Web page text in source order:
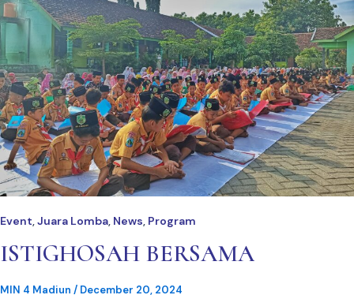
Event,Juara Lomba, News, Program
ISTIGHOSAH BERSAMA
MIN 4 Madiun / December 20, 2024